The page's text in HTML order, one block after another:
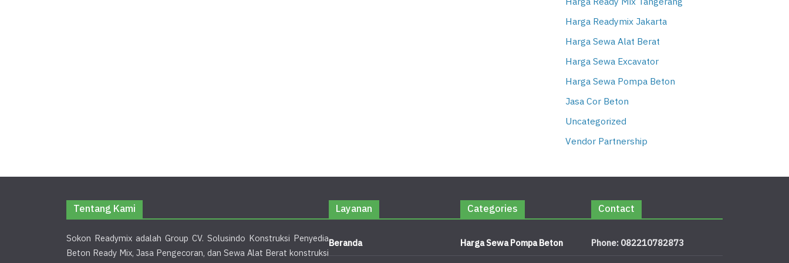
Harga Readymix Jakarta
Harga Sewa Alat Berat
Harga Sewa Excavator
Harga Sewa Pompa Beton
Jasa Cor Beton
Uncategorized
Vendor Partnership
Tentang Kami
Sokon Readymix adalah Group CV. Solusindo Konstruksi Penyedia
Beton Ready Mix, Jasa Pengecoran, dan Sewa Alat Berat konstruksi
Layanan
Beranda
Categories
Harga Sewa Pompa Beton
Contact
Phone: 082210782873